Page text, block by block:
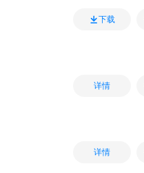
下载
详情
详情